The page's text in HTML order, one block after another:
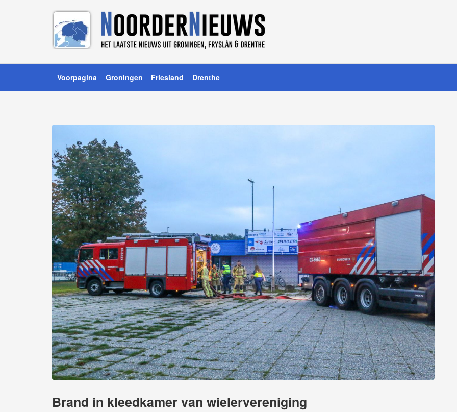
Voorpagina Groningen Friesland Drenthe
Brand in kleedkamer van wielervereniging